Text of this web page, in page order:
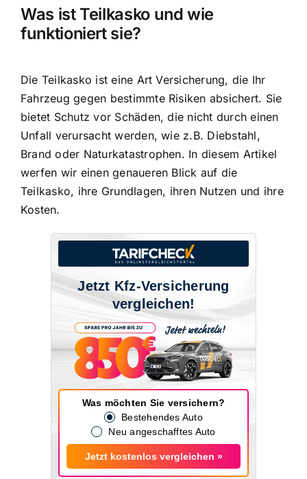
Was ist Teilkasko und wie
funktioniert sie?
Die Teilkasko ist eine Art Versicherung, die Ihr
Fahrzeug gegen bestimmte Risiken absichert. Sie
bietet Schutz vor Schäden, die nicht durch einen
Unfall verursacht werden, wie z.B. Diebstahl,
Brand oder Naturkatastrophen. In diesem Artikel
werfen wir einen genaueren Blick auf die
Teilkasko, ihre Grundlagen, ihren Nutzen und ihre
Kosten.
Jetzt Kfz-Versicherung
vergleichen!
Was möchten Sie versichern?
Bestehendes Auto
Neu angeschafftes Auto
Jetzt kostenlos vergleichen »